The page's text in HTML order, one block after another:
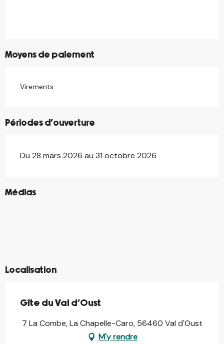
Moyens de paiement
Virements
Périodes d'ouverture
Du 28 mars 2026 au 31 octobre 2026
Médias
©
©
Localisation
Gîte du Val d'Oust
7 La Combe, La Chapelle-Caro, 56460 Val d'Oust
M'y rendre